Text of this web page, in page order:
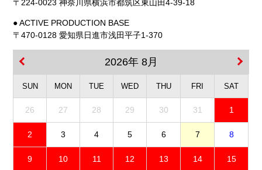
〒224-0023 神奈川県横浜市都筑区東山田4-39-18
● ACTIVE PRODUCTION BASE
〒470-0128 愛知県日進市浅田平子1-370
2026年 8月
SUN MON TUE WED THU FRI SAT
26 27 28 29 30 31 1
2 3 4 5 6 7 8
9 10 11 12 13 14 15